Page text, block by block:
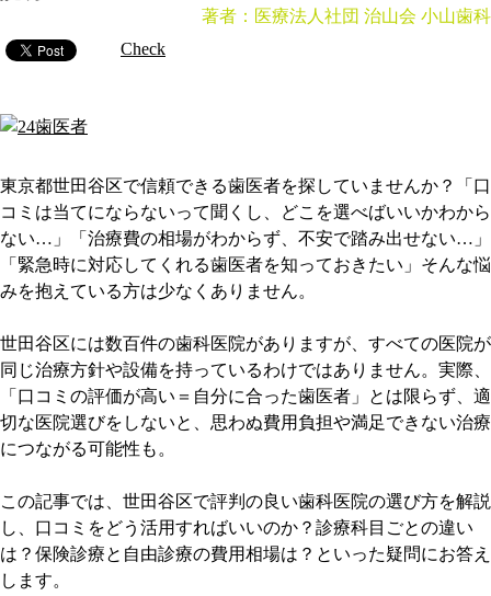
著者：医療法人社団 治山会 小山歯科
Check
東京都世田谷区で信頼できる歯医者を探していませんか？「口
コミは当てにならないって聞くし、どこを選べばいいかわから
ない…」「治療費の相場がわからず、不安で踏み出せない…」
「緊急時に対応してくれる歯医者を知っておきたい」そんな悩
みを抱えている方は少なくありません。
世田谷区には数百件の歯科医院がありますが、すべての医院が
同じ治療方針や設備を持っているわけではありません。実際、
「口コミの評価が高い＝自分に合った歯医者」とは限らず、適
切な医院選びをしないと、思わぬ費用負担や満足できない治療
につながる可能性も。
この記事では、世田谷区で評判の良い歯科医院の選び方を解説
し、口コミをどう活用すればいいのか？診療科目ごとの違い
は？保険診療と自由診療の費用相場は？といった疑問にお答え
します。